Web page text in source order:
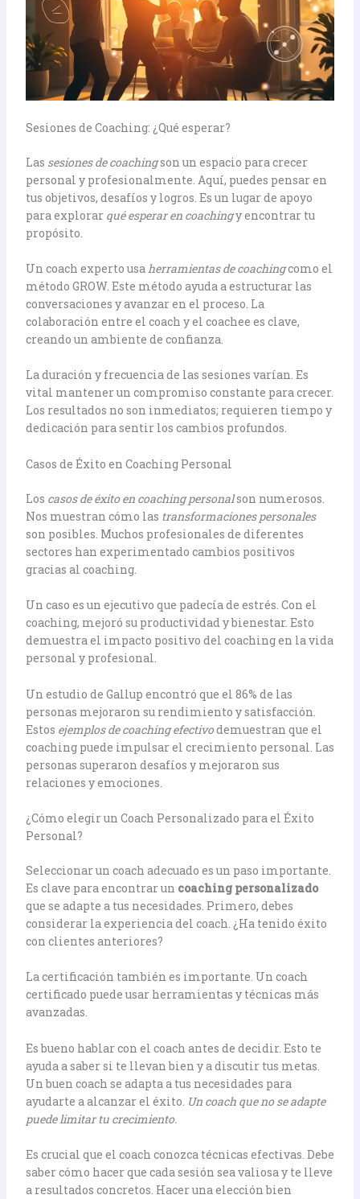
Sesiones de Coaching: ¿Qué esperar?
Las sesiones de coachingson un espacio para crecer
personal y profesionalmente. Aquí, puedes pensar en
tus objetivos, desafíos y logros. Es un lugar de apoyo
para explorar qué esperar en coachingy encontrar tu
propósito.
Un coach experto usaherramientas de coachingcomo el
método GROW. Este método ayuda a estructurar las
conversaciones y avanzar en el proceso. La
colaboración entre el coach y el coachee es clave,
creando un ambiente de confianza.
La duración y frecuencia de las sesiones varían. Es
vital mantener un compromiso constante para crecer.
Los resultados no son inmediatos; requieren tiempo y
dedicación para sentir los cambios profundos.
Casos de Éxito en Coaching Personal
Los casos de éxito en coaching personalson numerosos.
Nos muestran cómo las transformaciones personales
son posibles. Muchos profesionales de diferentes
sectores han experimentado cambios positivos
gracias al coaching.
Un caso es un ejecutivo que padecía de estrés. Con el
coaching, mejoró su productividad y bienestar. Esto
demuestra el impacto positivo del coaching en la vida
personal y profesional.
Un estudio de Gallup encontró que el 86% de las
personas mejoraron su rendimiento y satisfacción.
Estos ejemplos de coaching efectivodemuestran que el
coaching puede impulsar el crecimiento personal. Las
personas superaron desafíos y mejoraron sus
relaciones y emociones.
¿Cómo elegir un Coach Personalizado para el Éxito
Personal?
Seleccionar un coach adecuado es un paso importante.
Es clave para encontrar un coaching personalizado
que se adapte a tus necesidades. Primero, debes
considerar la experiencia del coach. ¿Ha tenido éxito
con clientes anteriores?
La certificación también es importante. Un coach
certificado puede usar herramientas y técnicas más
avanzadas.
Es bueno hablar con el coach antes de decidir. Esto te
ayuda a saber si te llevan bien y a discutir tus metas.
Un buen coach se adapta a tus necesidades para
ayudarte a alcanzar el éxito. Un coach que no se adapte
puede limitar tu crecimiento.
Es crucial que el coach conozca técnicas efectivas. Debe
saber cómo hacer que cada sesión sea valiosa y te lleve
a resultados concretos. Hacer una elección bien